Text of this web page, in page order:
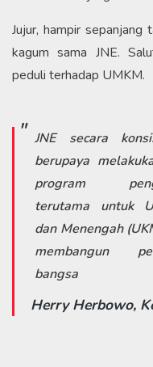
Jujur, hampir
kagum sama JNE.
peduli terhadap UMKM.
JNE secara
berupaya
program
terutama untuk
dan Menengah
membangun
bangsa
Herry Herbowo,